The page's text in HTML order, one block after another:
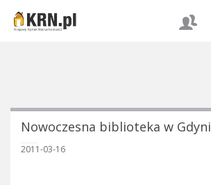
Nowoczesna biblioteka w Gdyni
2011-03-16